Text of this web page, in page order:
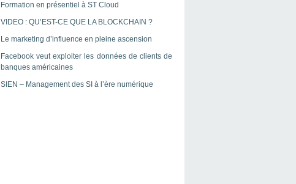
Formation en présentiel à ST Cloud
VIDEO : QU’EST-CE QUE LA BLOCKCHAIN ?
Le marketing d’influence en pleine ascension
Facebook veut exploiter les données de clients de
banques américaines
SIEN – Management des SI à l’ère numérique